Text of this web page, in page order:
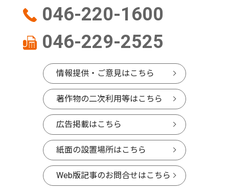
046-220-1600
046-229-2525
情報提供・ご意見はこちら
著作物の二次利用等はこちら
広告掲載はこちら
紙面の設置場所はこちら
Web版記事のお問合せはこちら